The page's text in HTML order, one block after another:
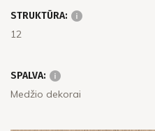
STRUKTŪRA:
12
SPALVA:
Medžio dekorai